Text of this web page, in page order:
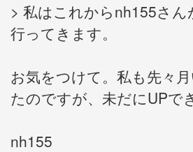
> 私はこれからnh155さ
行ってきます。
お気をつけて。私も先々
たのですが、未だにUPで
nh155